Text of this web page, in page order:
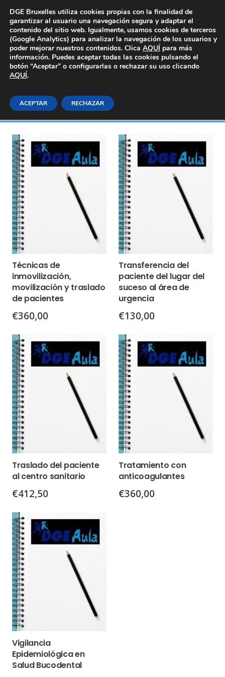
Área Privada
Sanidad
Inicio E-learning_Generales
Técnicas de
inmovilización,
movilización y traslado
de pacientes
€360,00
Transferencia del
paciente del lugar del
suceso al área de
urgencia
€130,00
Traslado del paciente
al centro sanitario
€412,50
Tratamiento con
anticoagulantes
€360,00
Vigilancia
Epidemiológica en
Salud Bucodental
DGE Bruxelles utiliza cookies propias con la finalidad de
garantizar al usuario una navegación segura y adaptar el
contenido del sitio web. Igualmente, usamos cookies de terceros
(Google Analytics) para analizar la navegación de los usuarios y
poder mejorar nuestros contenidos. Clica AQUÍ para más
información. Puedes aceptar todas las cookies pulsando el
botón “Aceptar” o configurarlas o rechazar su uso clicando
AQUÍ.
ACEPTAR RECHAZAR